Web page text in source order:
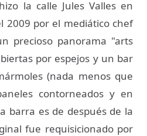
la calle Jules Valles en
2009 por el mediático chef
precioso panorama "arts
por espejos y un bar
(nada menos que
contorneados y en
barra es de después de la
fue requisicionado por